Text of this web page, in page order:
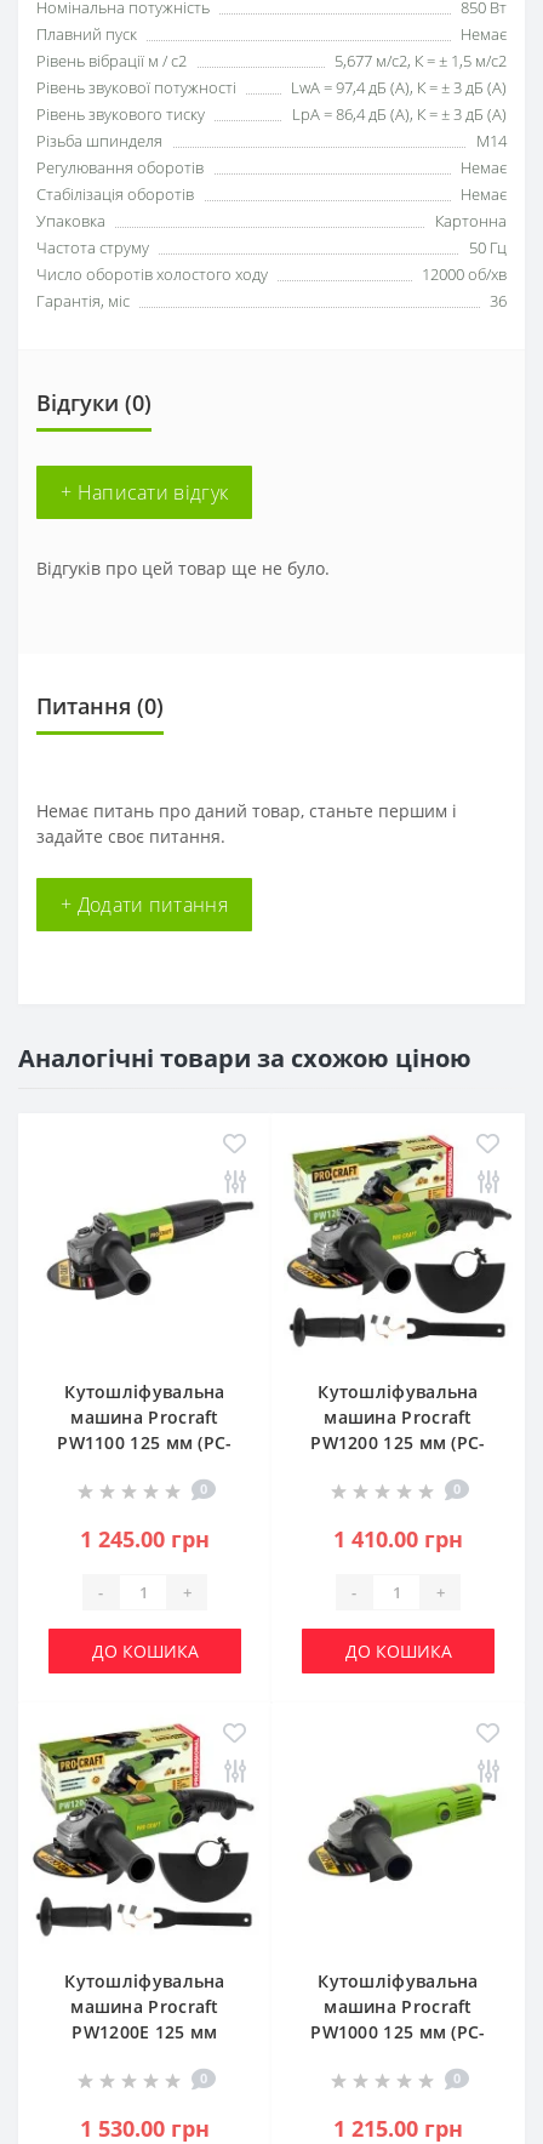
Номінальна потужність
850 Вт
Плавний пуск
Немає
Рівень вібрації м / с2
5,677 м/с2, К = ± 1,5 м/с2
Рівень звукової потужності
LwA = 97,4 дБ (А), К = ± 3 дБ (А)
Рівень звукового тиску
LpA = 86,4 дБ (А), К = ± 3 дБ (А)
Різьба шпинделя
М14
Регулювання оборотів
Немає
Стабілізація оборотів
Немає
Упаковка
Картонна
Частота струму
50 Гц
Число оборотів холостого ходу
12000 об/хв
Гарантія, міс
36
Відгуки (0)
+ Написати відгук
Відгуків про цей товар ще не було.
Питання (0)
Немає питань про даний товар, станьте першим і
задайте своє питання.
+ Додати питання
Аналогічні товари за схожою ціною
Кутошліфувальна
машина Procraft
PW1100 125 мм (PC-
0
1 245.00 грн
- +
ДО КОШИКА
Кутошліфувальна
машина Procraft
PW1200 125 мм (PC-
0
1 410.00 грн
- +
ДО КОШИКА
Кутошліфувальна
машина Procraft
PW1200E 125 мм
0
1 530.00 грн
Кутошліфувальна
машина Procraft
PW1000 125 мм (PC-
0
1 215.00 грн